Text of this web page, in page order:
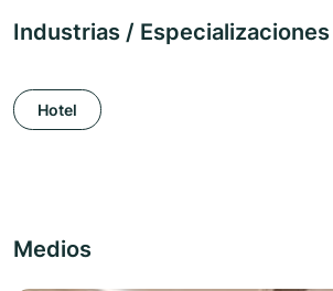
Industrias / Especializaciones
Hotel
Medios